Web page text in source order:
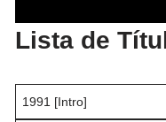
Lista de
1991 [Intro]